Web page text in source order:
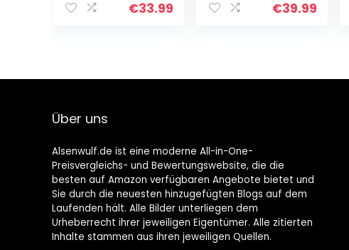
und
und große
Haustiere（Grau
€33.99
ender für kleine
400g/Mahlzeit,
e Elektrik Weiß
€39.99
Über uns
Alsenwulf.de ist eine moderne All-in-One-
Preisvergleichs- und Bewertungswebsite, die die
besten auf Amazon verfügbaren Angebote bietet und
Sie durch die neuesten hinzugefügten Blogs auf dem
Laufenden hält. Alle Bilder unterliegen dem
Urheberrecht ihrer jeweiligen Eigentümer. Alle zitierten
Inhalte stammen aus ihren jeweiligen Quellen.